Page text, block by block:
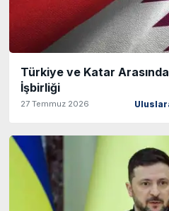
Türkiye ve Katar
İşbirliği
27 Temmuz 2026